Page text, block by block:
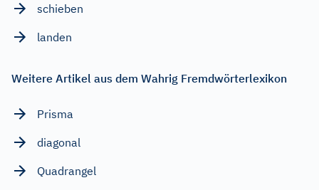
schieben
landen
Weitere Artikel aus dem Wahrig Fremdwörterlexikon
Prisma
diagonal
Quadrangel